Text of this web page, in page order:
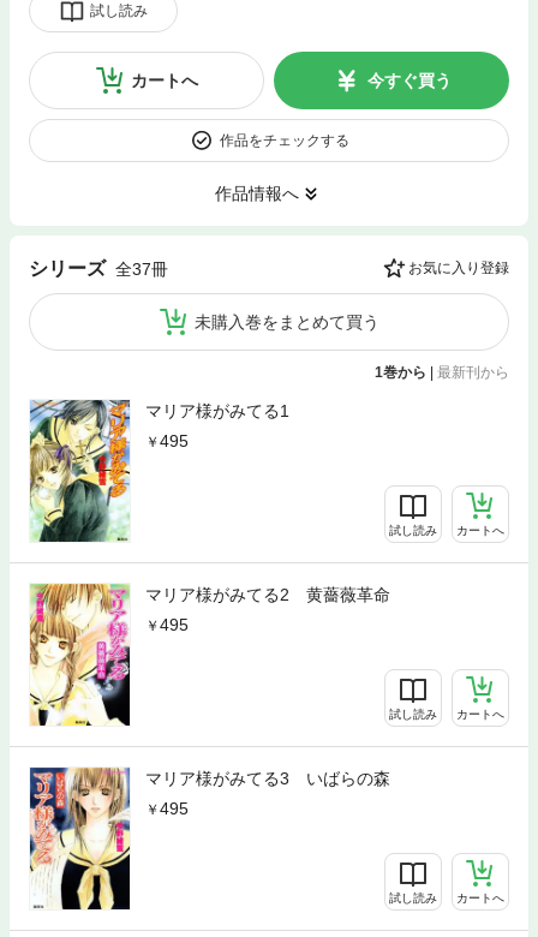
試し読み
カートへ 今すぐ買う
作品をチェックする
作品情報へ
シリーズ 全37冊 お気に入り登録
未購入巻をまとめて買う
1巻から | 最新刊から
マリア様がみてる1
495
試し読み カートへ
マリア様がみてる2 黄薔薇革命
495
試し読み カートへ
マリア様がみてる3 いばらの森
495
試し読み カートへ